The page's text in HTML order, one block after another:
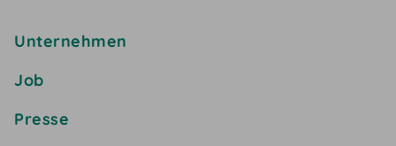
Unternehmen
Job
Presse